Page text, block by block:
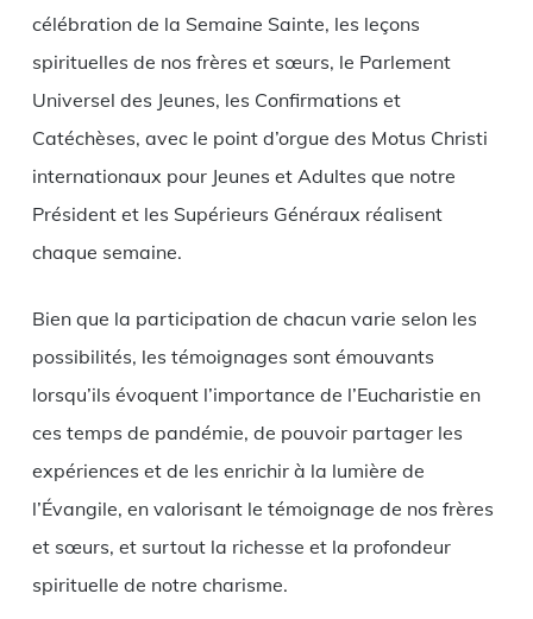
célébration de la Semaine Sainte, les leçons
spirituelles de nos frères et sœurs, le Parlement
Universel des Jeunes, les Confirmations et
Catéchèses, avec le point d’orgue des Motus Christi
internationaux pour Jeunes et Adultes que notre
Président et les Supérieurs Généraux réalisent
chaque semaine.
Bien que la participation de chacun varie selon les
possibilités, les témoignages sont émouvants
lorsqu’ils évoquent l’importance de l’Eucharistie en
ces temps de pandémie, de pouvoir partager les
expériences et de les enrichir à la lumière de
l’Évangile, en valorisant le témoignage de nos frères
et sœurs, et surtout la richesse et la profondeur
spirituelle de notre charisme.